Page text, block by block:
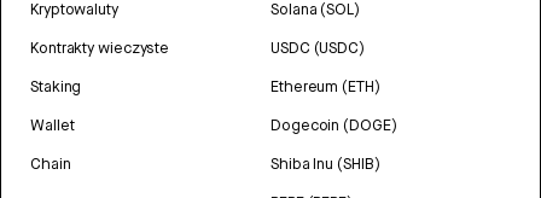
Kryptowaluty
Kontrakty wieczyste
Staking
Wallet
Chain
Solana (SOL)
USDC (USDC)
Ethereum (ETH)
Dogecoin (DOGE)
Shiba Inu (SHIB)